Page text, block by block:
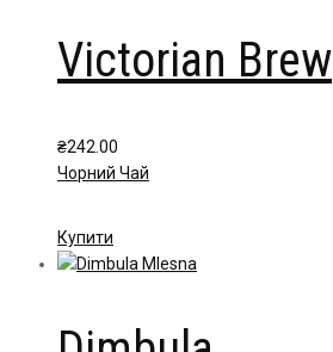
Victorian Brew
₴242.00
Чорний Чай
Купити
товар
варіантів.